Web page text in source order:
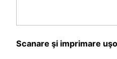
Scanare şi imprimare